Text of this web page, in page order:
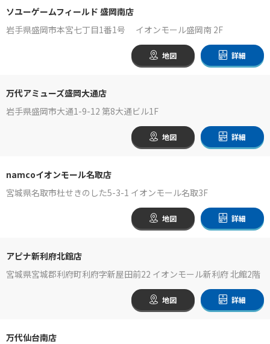
ソユーゲームフィールド 盛岡南店
岩手県盛岡市本宮七丁目1番1号 イオンモール盛岡南 2F
地図 詳細
万代アミューズ盛岡大通店
岩手県盛岡市大通1-9-12 第8大通ビル1F
地図 詳細
namcoイオンモール名取店
宮城県名取市杜せきのした5-3-1 イオンモール名取3F
地図 詳細
アピナ新利府北館店
宮城県宮城郡利府町利府字新屋田前22 イオンモール新利府 北館2階
地図 詳細
万代仙台南店